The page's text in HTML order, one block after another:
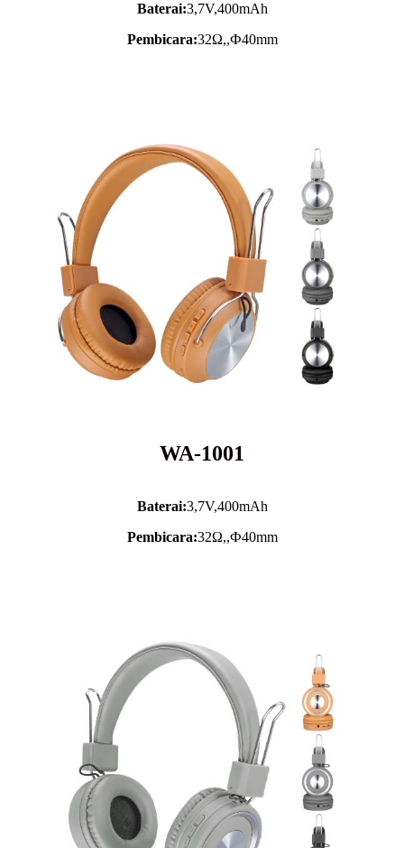
Baterai:3,7V,400mAh
Pembicara:32Ω,,Ф40mm
WA-1001
Baterai:3,7V,400mAh
Pembicara:32Ω,,Ф40mm